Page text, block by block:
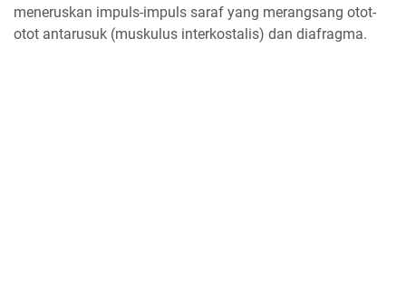
meneruskan impuls-impuls saraf yang merangsang otot-
otot antarusuk (muskulus interkostalis) dan diafragma.